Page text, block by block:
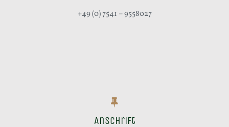
+49 (0) 7541 – 9558027
Anschrift